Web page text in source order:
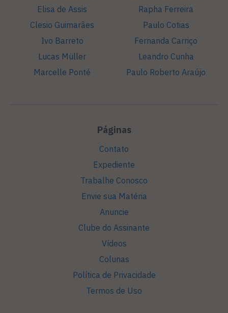
Elisa de Assis
Clesio Guimarães
Ivo Barreto
Lucas Müller
Marcelle Ponté
Rapha Ferreira
Paulo Cotias
Fernanda Carriço
Leandro Cunha
Paulo Roberto Araújo
Páginas
Contato
Expediente
Trabalhe Conosco
Envie sua Matéria
Anuncie
Clube do Assinante
Vídeos
Colunas
Política de Privacidade
Termos de Uso